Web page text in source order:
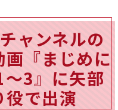
ャンネルの
『まじめに
3』に矢部
役で出演